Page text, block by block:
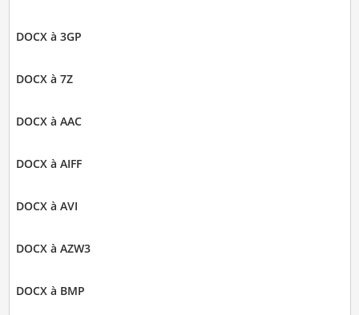
DOCX à 3GP
DOCX à 7Z
DOCX à AAC
DOCX à AIFF
DOCX à AVI
DOCX à AZW3
DOCX à BMP